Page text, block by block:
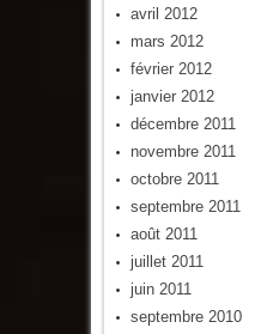
avril 2012
mars 2012
février 2012
janvier 2012
décembre 2011
novembre 2011
octobre 2011
septembre 2011
août 2011
juillet 2011
juin 2011
septembre 2010